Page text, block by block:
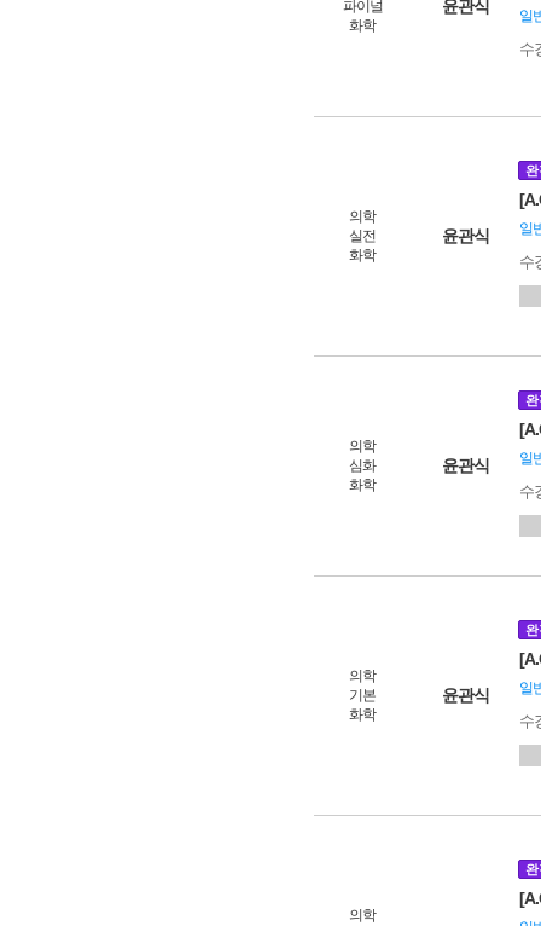
파이널
화학
윤관식 일
수
의학
실전
화학
윤관식
완
일
수
의학
심화
화학
윤관식
완
일
수
의학
기본
화학
윤관식
완
일
수
의학
완